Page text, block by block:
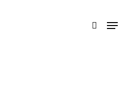
search
Menu